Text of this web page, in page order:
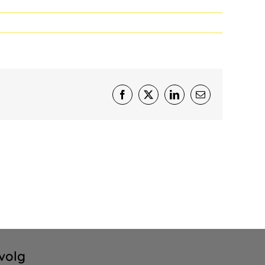
Facebook
X LinkedIn
E-
mail